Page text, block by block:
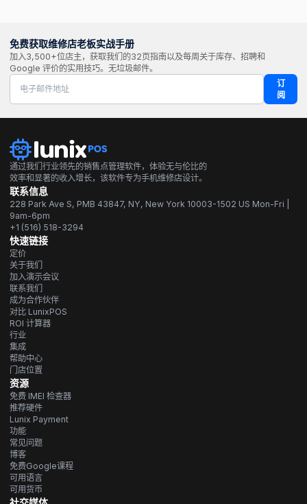
免费获取维修店老板实战手册
加入3,500+位店主，获取我们的32页指南以及每周关于库存、招聘和
Google 评价的实用技巧。无垃圾邮件。
订
阅
通过我们行业领先的销售点管理软件，体验无与伦比的
效率和显著的收入增长，该软件专为手机维修店设计。
联系信息
228 Park Ave S, PMB 43847, NY, New York 10003-1502 US Mon-Fri |
9am-6pm
+1 (516) 518-3294
快速链接
定价
关于我们
加入演示会议
联系我们
成为合作伙伴
对比 LunixPOS
ROI 计算器
行业
集成
帮助中心
门店位置
资源
免费 IMEI 检查器
推荐硬件
Lunix Payment
功能
常见问题
博客
免费Google课程
可用语言
可用货币